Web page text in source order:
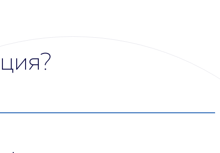
с его жалобами, историей жизни и
нервной системы.
предварительный диагноз, программа
в клинике доктора Шурова